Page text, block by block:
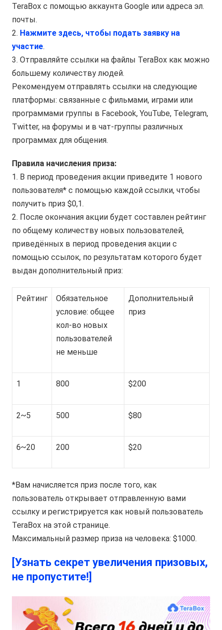
TeraBox с помощью аккаунта Google или адреса эл.
почты.
2. Нажмите здесь, чтобы подать заявку на
участие.
3. Отправляйте ссылки на файлы TeraBox как можно
большему количеству людей.
Рекомендуем отправлять ссылки на следующие
платформы: связанные с фильмами, играми или
программами группы в Facebook, YouTube, Telegram,
Twitter, на форумы и в чат-группы различных
программах для общения.
Правила начисления приза:
1. В период проведения акции приведите 1 нового
пользователя* с помощью каждой ссылки, чтобы
получить приз $0,1.
2. После окончания акции будет составлен рейтинг
по общему количеству новых пользователей,
приведённых в период проведения акции с
помощью ссылок, по результатам которого будет
выдан дополнительный приз:
Рейтинг
Обязательное
условие: общее
кол-во новых
пользователей
не меньше
Дополнительный
приз
1 800 $200
2~5 500 $80
6~20 200 $20
*Вам начисляется приз после того, как
пользователь открывает отправленную вами
ссылку и регистрируется как новый пользователь
TeraBox на этой странице.
Максимальный размер приза на человека: $1000.
[Узнать секрет увеличения призовых,
не пропустите!]